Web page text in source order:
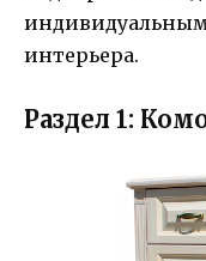
интерьера.
Раздел 1: